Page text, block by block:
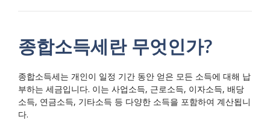
종합소득세란 무엇인가?
종합소득세는 개인이 일정 기간 동안 얻은 모든 소득에 대해 납
부하는 세금입니다. 이는 사업소득, 근로소득, 이자소득, 배당
소득, 연금소득, 기타소득 등 다양한 소득을 포함하여 계산됩니
다.